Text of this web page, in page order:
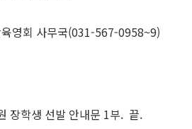
영회 사무국(031-567-0958~9)
장학생 선발 안내문 1부. 끝.